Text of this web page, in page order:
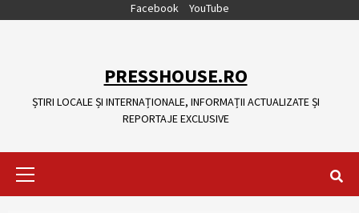
Facebook YouTube
PRESSHOUSE.RO
ȘTIRI LOCALE ȘI INTERNAȚIONALE, INFORMAȚII ACTUALIZATE ȘI
REPORTAJE EXCLUSIVE